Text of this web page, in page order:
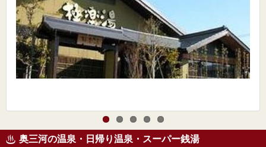
奥三河の温泉・日帰り温泉・スーパー銭湯